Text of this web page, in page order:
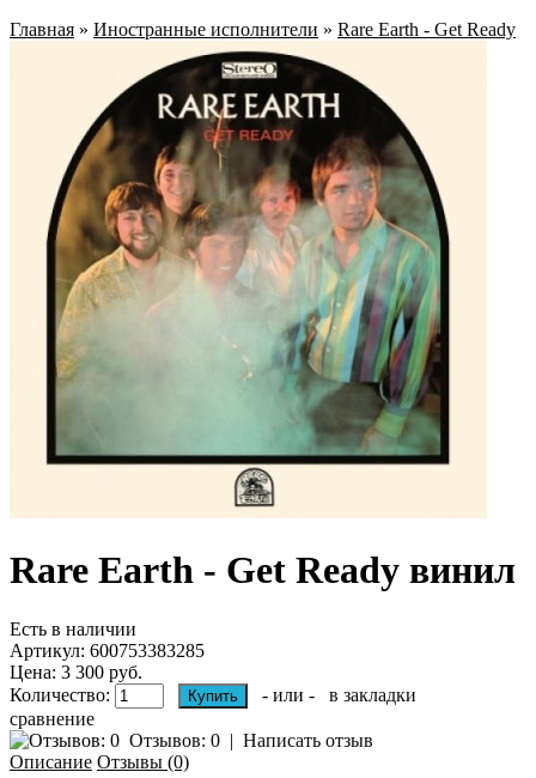
Главная » Иностранные исполнители » Rare Earth - Get Ready
Rare Earth - Get Ready винил
Есть в наличии
Артикул: 600753383285
Цена: 3 300 руб.
Количество:
- или -
в закладки
сравнение
Отзывов: 0 | Написать отзыв
Описание Отзывы (0)